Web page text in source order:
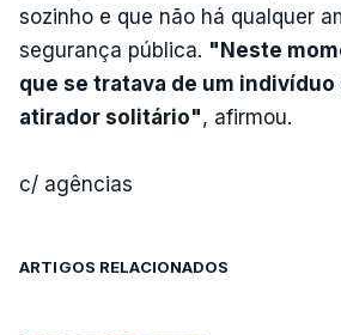
sozinho e que não há qualquer
segurança pública. "Neste
que se tratava de um indivíduo
atirador solitário", afirmou.
c/ agências
ARTIGOS RELACIONADOS